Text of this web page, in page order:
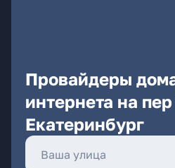
Провайдеры
интернета на
Екатеринбург